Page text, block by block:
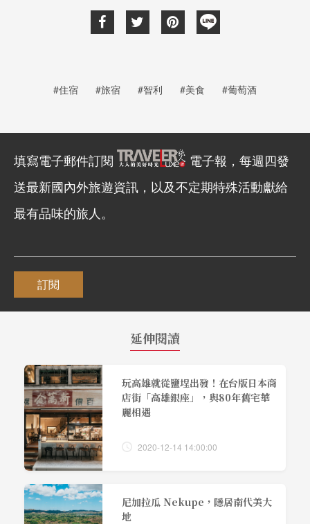
#住宿 #旅宿 #智利 #美食 #葡萄酒
填寫電子郵件訂閱
電子報，每週四發
送最新國內外旅遊資訊，以及不定期特殊活動獻給
最有品味的旅人。
訂閱
延伸閱讀
玩高雄就從鹽埕出發！在台版日本商
店街「高雄銀座」，與80年舊宅華
麗相遇
2020-12-14 14:00:00
尼加拉瓜 Nekupe，隱居南代美大
地